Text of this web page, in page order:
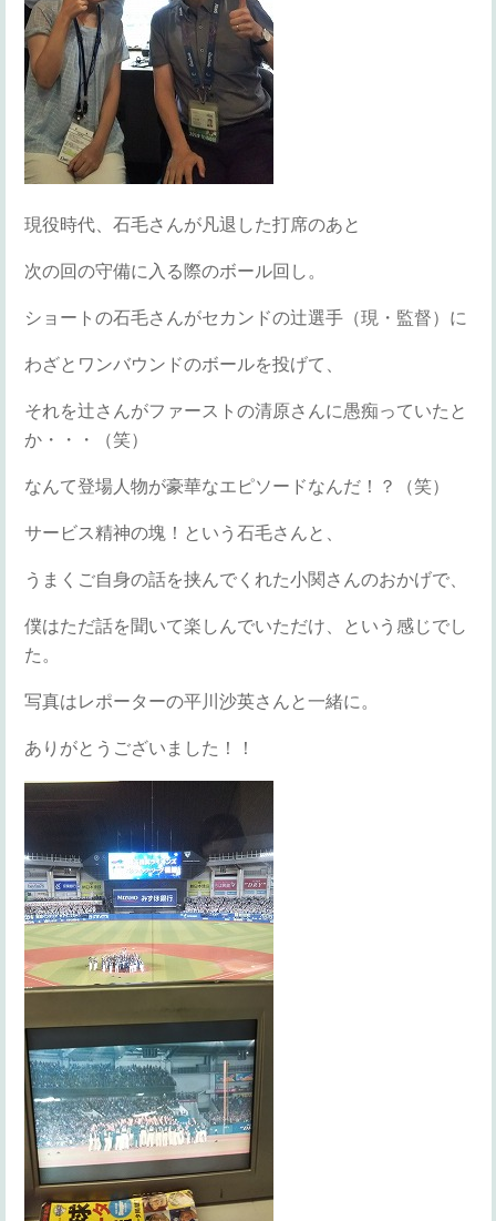
現役時代、石毛さんが凡退した打席のあと
次の回の守備に入る際のボール回し。
ショートの石毛さんがセカンドの辻選手（現・監督）に
わざとワンバウンドのボールを投げて、
それを辻さんがファーストの清原さんに愚痴っていたと
か・・・（笑）
なんて登場人物が豪華なエピソードなんだ！？（笑）
サービス精神の塊！という石毛さんと、
うまくご自身の話を挟んでくれた小関さんのおかげで、
僕はただ話を聞いて楽しんでいただけ、という感じでし
た。
写真はレポーターの平川沙英さんと一緒に。
ありがとうございました！！